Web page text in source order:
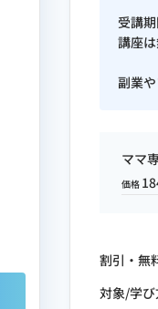
受講
講座
副業
ママ
価格
割引・無
対象/学